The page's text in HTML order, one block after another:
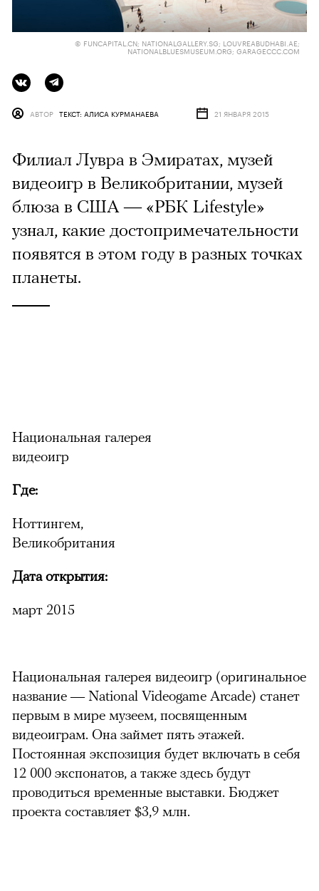
© FUNCAPITAL.CN; NATIONALGALLERY.SG; LOUVREABUDHABI.AE;
NATIONALBLUESMUSEUM.ORG; GARAGECCC.COM
АВТОР ТЕКСТ: АЛИСА КУРМАНАЕВА 21 ЯНВАРЯ 2015
Филиал Лувра в Эмиратах, музей
видеоигр в Великобритании, музей
блюза в США — «РБК Lifestyle»
узнал, какие достопримечательности
появятся в этом году в разных точках
планеты.
Национальная галерея
видеоигр
Где:
Ноттингем,
Великобритания
Дата открытия:
март 2015
Национальная галерея видеоигр (оригинальное
название — National Videogame Arcade) станет
первым в мире музеем, посвященным
видеоиграм. Она займет пять этажей.
Постоянная экспозиция будет включать в себя
12 000 экспонатов, а также здесь будут
проводиться временные выставки. Бюджет
проекта составляет $3,9 млн.